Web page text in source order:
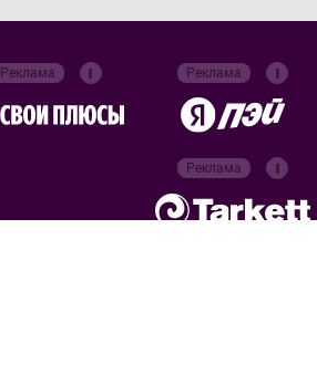
Реклама Реклама
Реклама